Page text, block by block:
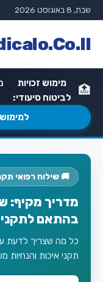
שבת, 8 באוגוסט 2026
🏥
מימוש זכויות
לביטוח סיעודי:
🚚 שילוח רפואי
מדריך מקיף:
בהתאם
כל מה שצריך לדעת
תקני איכות והנחיות